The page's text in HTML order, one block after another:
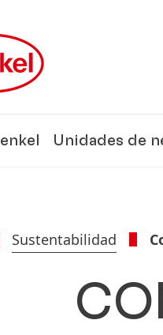
Unidades de
Sustentabilidad